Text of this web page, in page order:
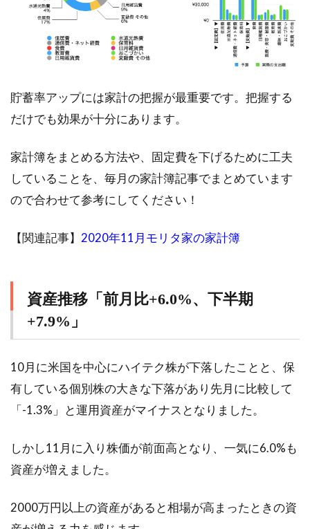
貯蓄率アップには家計の把握が最重要です。把握する
だけでも効果が十分にあります。
家計簿をまとめる方法や、固定費を下げるために工夫
していることを、毎月の家計簿記事でまとめています
ので合わせて参考にしてください！
【関連記事】 2020年11月モリタ家の家計簿
資産推移「前月比+6.0%、下半期
+7.9%」
10月に米国を中心にハイテク株が下落したことと、保
有している個別株の大きな下落があり先月に比較して
「-1.3%」と運用資産がマイナスとなりました。
しかし11月に入り株価が前面高となり、一気に6.0%も
資産が増えました。
2000万円以上の資産があると相場が高まったときの資